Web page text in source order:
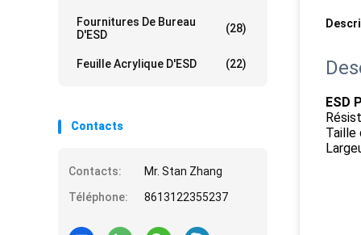
Fournitures De Bureau
D'ESD
(28)
Feuille Acrylique D'ESD (22)
Contacts
Contacts:
Mr. Stan Zhang
Téléphone:
8613122355237
ESD
Taille